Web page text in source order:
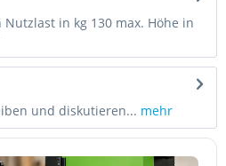
in kg 130 max. Höhe in
und diskutieren... mehr